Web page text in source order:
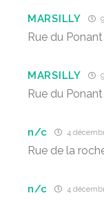
MARSILLY
Rue du Ponant
MARSILLY
Rue du Ponant
n/c 4
Rue de la
n/c 4